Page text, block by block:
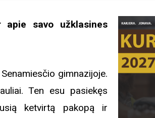
savo užklasines
gimnazijoje.
Ten esu pasiekęs
ketvirtą pakopą ir